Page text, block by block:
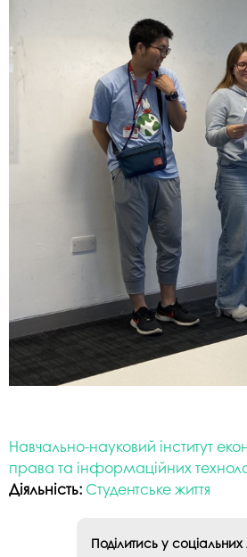
Навчально-науковий інститут
права та інформаційних
Діяльність: Студентське життя
Поділитись у